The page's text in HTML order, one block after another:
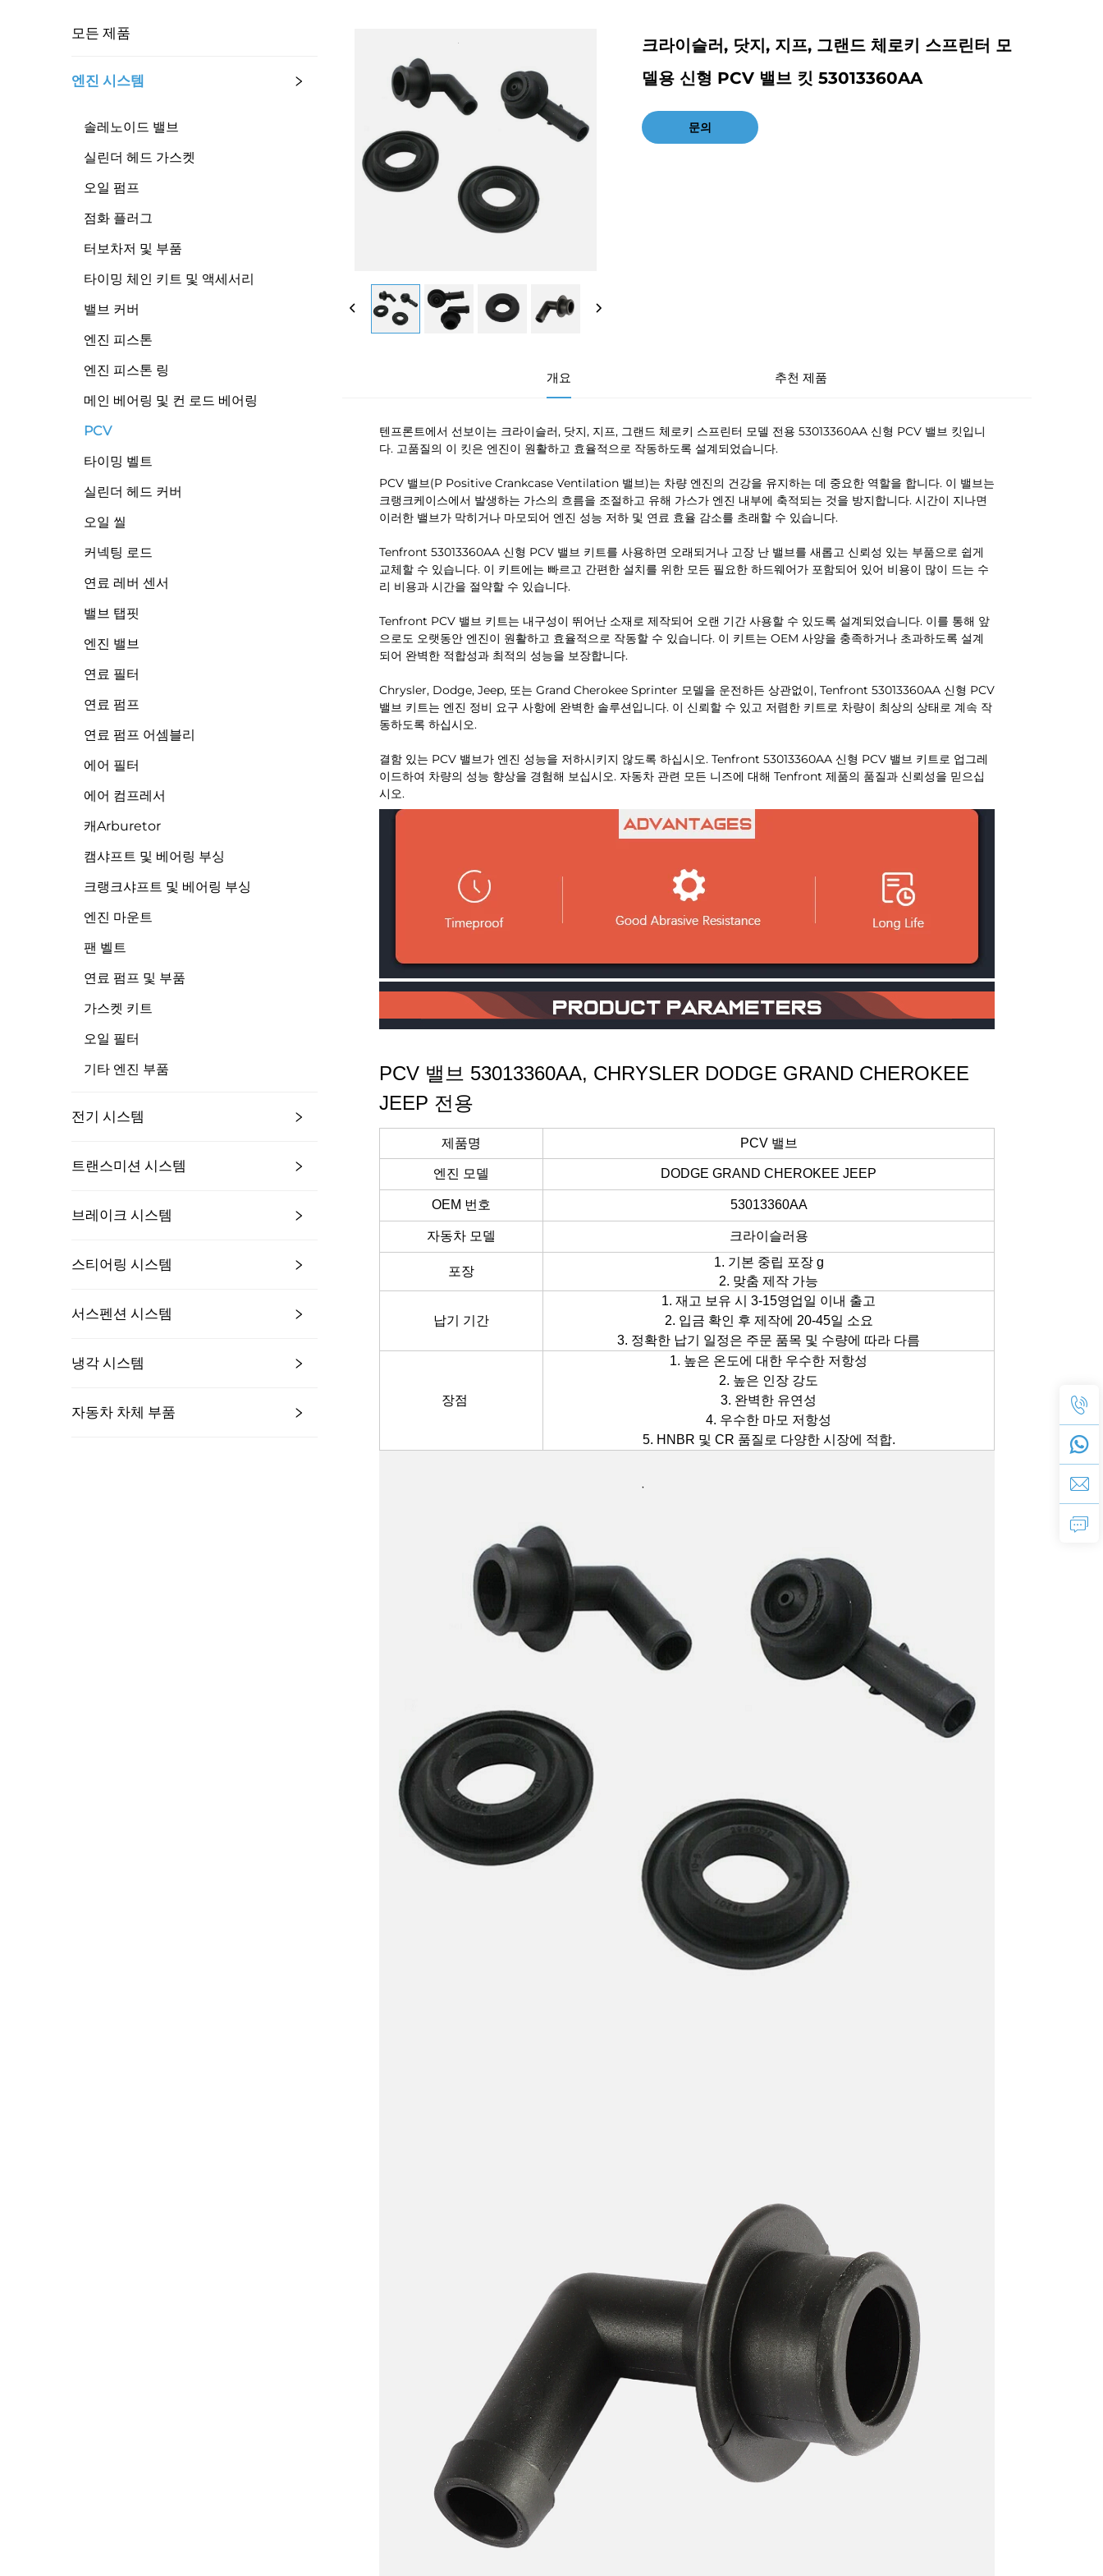
모든 제품
엔진 시스템
솔레노이드 밸브
실린더 헤드 가스켓
오일 펌프
점화 플러그
터보차저 및 부품
타이밍 체인 키트 및 액세서리
밸브 커버
엔진 피스톤
엔진 피스톤 링
메인 베어링 및 컨 로드 베어링
PCV
타이밍 벨트
실린더 헤드 커버
오일 씰
커넥팅 로드
연료 레버 센서
밸브 탭핏
엔진 밸브
연료 필터
연료 펌프
연료 펌프 어셈블리
에어 필터
에어 컴프레서
캐arburetor
캠샤프트 및 베어링 부싱
크랭크샤프트 및 베어링 부싱
엔진 마운트
팬 벨트
연료 펌프 및 부품
가스켓 키트
오일 필터
기타 엔진 부품
전기 시스템
트랜스미션 시스템
브레이크 시스템
스티어링 시스템
서스펜션 시스템
냉각 시스템
자동차 차체 부품
크라이슬러, 닷지, 지프, 그랜드 체로키 스프린터 모
델용 신형 PCV 밸브 킷 53013360AA
문의
개요 추천 제품
텐프론트에서 선보이는 크라이슬러, 닷지, 지프, 그랜드 체로키 스프린터 모델 전용 53013360AA 신형 PCV 밸브 킷입니
다. 고품질의 이 킷은 엔진이 원활하고 효율적으로 작동하도록 설계되었습니다.
PCV 밸브(P Positive Crankcase Ventilation 밸브)는 차량 엔진의 건강을 유지하는 데 중요한 역할을 합니다. 이 밸브는
크랭크케이스에서 발생하는 가스의 흐름을 조절하고 유해 가스가 엔진 내부에 축적되는 것을 방지합니다. 시간이 지나면
이러한 밸브가 막히거나 마모되어 엔진 성능 저하 및 연료 효율 감소를 초래할 수 있습니다.
Tenfront 53013360AA 신형 PCV 밸브 키트를 사용하면 오래되거나 고장 난 밸브를 새롭고 신뢰성 있는 부품으로 쉽게
교체할 수 있습니다. 이 키트에는 빠르고 간편한 설치를 위한 모든 필요한 하드웨어가 포함되어 있어 비용이 많이 드는 수
리 비용과 시간을 절약할 수 있습니다.
Tenfront PCV 밸브 키트는 내구성이 뛰어난 소재로 제작되어 오랜 기간 사용할 수 있도록 설계되었습니다. 이를 통해 앞
으로도 오랫동안 엔진이 원활하고 효율적으로 작동할 수 있습니다. 이 키트는 OEM 사양을 충족하거나 초과하도록 설계
되어 완벽한 적합성과 최적의 성능을 보장합니다.
Chrysler, Dodge, Jeep, 또는 Grand Cherokee Sprinter 모델을 운전하든 상관없이, Tenfront 53013360AA 신형 PCV
밸브 키트는 엔진 정비 요구 사항에 완벽한 솔루션입니다. 이 신뢰할 수 있고 저렴한 키트로 차량이 최상의 상태로 계속 작
동하도록 하십시오.
결함 있는 PCV 밸브가 엔진 성능을 저하시키지 않도록 하십시오. Tenfront 53013360AA 신형 PCV 밸브 키트로 업그레
이드하여 차량의 성능 향상을 경험해 보십시오. 자동차 관련 모든 니즈에 대해 Tenfront 제품의 품질과 신뢰성을 믿으십
시오.
PCV 밸브 53013360AA, CHRYSLER DODGE GRAND CHEROKEE
JEEP 전용
제품명 PCV 밸브
엔진 모델 DODGE GRAND CHEROKEE JEEP
OEM 번호 53013360AA
자동차 모델 크라이슬러용
포장
1. 기본 중립 포장 g
2. 맞춤 제작 가능
납기 기간
1. 재고 보유 시 3-15영업일 이내 출고
2. 입금 확인 후 제작에 20-45일 소요
3. 정확한 납기 일정은 주문 품목 및 수량에 따라 다름
장점
1. 높은 온도에 대한 우수한 저항성
2. 높은 인장 강도
3. 완벽한 유연성
4. 우수한 마모 저항성
5. HNBR 및 CR 품질로 다양한 시장에 적합.